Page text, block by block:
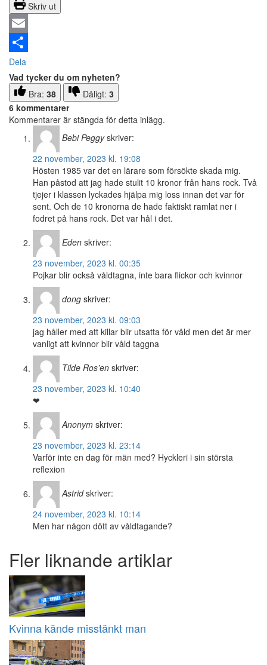
Skriv ut
Email
Dela
Vad tycker du om nyheten?
Bra: 38 Dåligt: 3
6 kommentarer
Kommentarer är stängda för detta inlägg.
Bebi Peggy skriver:
22 november, 2023 kl. 19:08
Hösten 1985 var det en lärare som försökte skada mig.
Han påstod att jag hade stulit 10 kronor från hans rock. Två
tjejer i klassen lyckades hjälpa mig loss innan det var för
sent. Och de 10 kronorna de hade faktiskt ramlat ner i
fodret på hans rock. Det var hål i det.
Eden skriver:
23 november, 2023 kl. 00:35
Pojkar blir också våldtagna, inte bara flickor och kvinnor
dong skriver:
23 november, 2023 kl. 09:03
jag håller med att killar blir utsatta för våld men det är mer
vanligt att kvinnor blir våld taggna
Tilde Ros’en skriver:
23 november, 2023 kl. 10:40
❤
Anonym skriver:
23 november, 2023 kl. 23:14
Varför inte en dag för män med? Hyckleri i sin största
reflexion
Astrid skriver:
24 november, 2023 kl. 10:14
Men har någon dött av våldtagande?
Fler liknande artiklar
Kvinna kände misstänkt man